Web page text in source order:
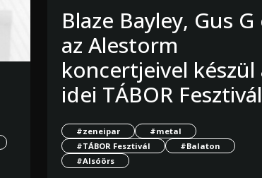
Blaze Bayley, Gus G
az Alestorm
koncertjeivel készül
idei TÁBOR Fesztivál
#zeneipar
#metal
#TÁBOR Fesztivál
#Balaton
#Alsóörs